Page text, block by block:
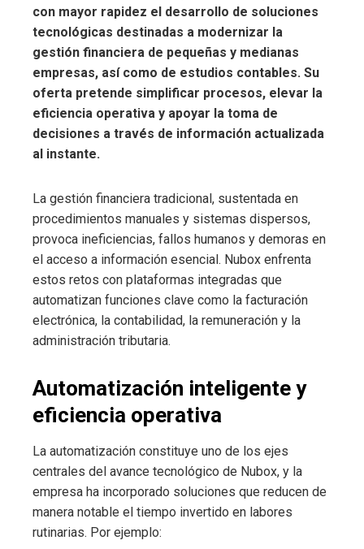
con mayor rapidez el desarrollo de soluciones
tecnológicas destinadas a modernizar la
gestión financiera de pequeñas y medianas
empresas, así como de estudios contables. Su
oferta pretende simplificar procesos, elevar la
eficiencia operativa y apoyar la toma de
decisiones a través de información actualizada
al instante.
La gestión financiera tradicional, sustentada en
procedimientos manuales y sistemas dispersos,
provoca ineficiencias, fallos humanos y demoras en
el acceso a información esencial. Nubox enfrenta
estos retos con plataformas integradas que
automatizan funciones clave como la facturación
electrónica, la contabilidad, la remuneración y la
administración tributaria.
Automatización inteligente y
eficiencia operativa
La automatización constituye uno de los ejes
centrales del avance tecnológico de Nubox, y la
empresa ha incorporado soluciones que reducen de
manera notable el tiempo invertido en labores
rutinarias. Por ejemplo: